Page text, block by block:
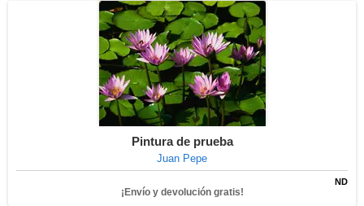
Pintura de prueba
Juan Pepe
ND
¡Envío y devolución gratis!